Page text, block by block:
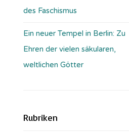
des Faschismus
Ein neuer Tempel in Berlin: Zu
Ehren der vielen säkularen,
weltlichen Götter
Rubriken